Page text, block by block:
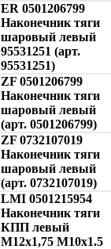
ER 0501206799
Наконечник тяги
шаровый левый
95531251 (арт.
95531251)
ZF 0501206799
Наконечник тяги
шаровый левый
(арт. 0501206799)
ZF 0732107019
Наконечник тяги
шаровый левый
(арт. 0732107019)
LMI 0501215954
Наконечник тяги
КПП левый
М12x1,75 M10x1.5